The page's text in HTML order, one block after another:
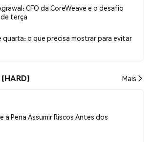
CFO da CoreWeave e o desafio
terça
quarta: o que precisa mostrar para evitar
Mais
a Pena Assumir Riscos Antes dos